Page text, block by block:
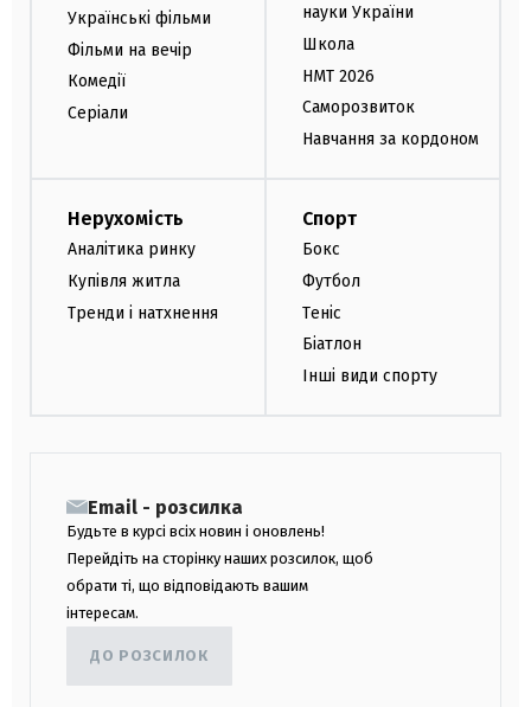
Українські фільми
Фільми на вечір
Комедії
Серіали
науки України
Школа
НМТ 2026
Саморозвиток
Навчання за кордоном
Нерухомість
Аналітика ринку
Купівля житла
Тренди і натхнення
Спорт
Бокс
Футбол
Теніс
Біатлон
Інші види спорту
Email - розсилка
Будьте в курсі всіх новин і оновлень!
Перейдіть на сторінку наших розсилок, щоб
обрати ті, що відповідають вашим
інтересам.
ДО РОЗСИЛОК